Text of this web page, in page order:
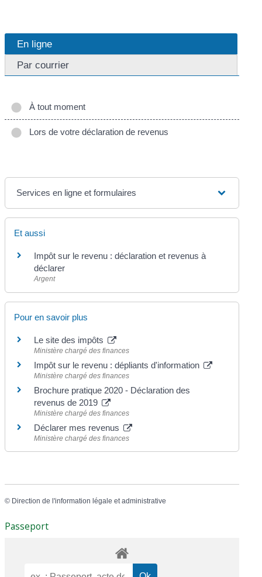
En ligne
Par courrier
À tout moment
Lors de votre déclaration de revenus
Services en ligne et formulaires
Et aussi
Impôt sur le revenu : déclaration et revenus à
déclarer
Argent
Pour en savoir plus
Le site des impôts
Ministère chargé des finances
Impôt sur le revenu : dépliants d'information
Ministère chargé des finances
Brochure pratique 2020 - Déclaration des
revenus de 2019
Ministère chargé des finances
Déclarer mes revenus
Ministère chargé des finances
© Direction de l'information légale et administrative
Passeport